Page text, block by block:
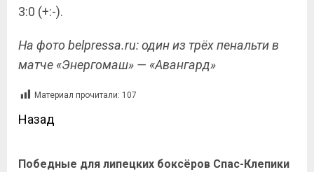
3:0 (+:-).
На фото belpressa.ru: один из трёх пенальти в
матче «Энергомаш» — «Авангард»
Материал прочитали: 107
Назад
Победные для липецких боксёров Спас-Клепики